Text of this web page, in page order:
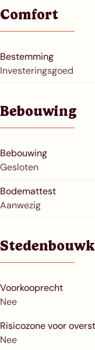
Comfort
Bestemming
Investeringsgoed
Bebouwing
Bebouwing
Gesloten
Bodemattest
Aanwezig
Voorkooprecht
Nee
Risicozone voor
Nee